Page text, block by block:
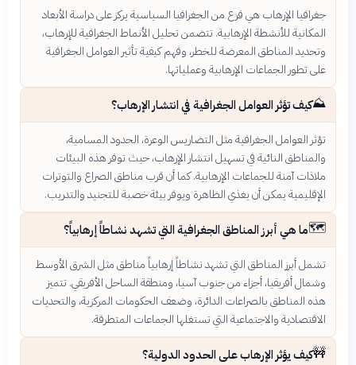
جغرافيا الإرهاب هي فرع من الجغرافيا السياسية يركز على دراسة الأبعاد
المكانية للأنشطة الإرهابية. تتضمن تحليل الأنماط الجغرافية للإرهاب،
وتحديد المناطق المعرضة للخطر، وفهم كيفية تأثير العوامل الجغرافية
على تطور الجماعات الإرهابية وعملياتها.
⛰️كيف تؤثر العوامل الجغرافية في انتشار الإرهاب؟
تؤثر العوامل الجغرافية مثل التضاريس الوعرة، الحدود المسامية،
والمناطق النائية في تسهيل انتشار الإرهاب، حيث توفر هذه البيئات
ملاذات آمنة للجماعات الإرهابية. كما أن قرب مناطق الصراع والتوترات
الإقليمية يمكن أن يغذي الظاهرة ويوفر بيئة خصبة للتجنيد والتدريب.
🗺️ما هي أبرز المناطق الجغرافية التي تشهد نشاطاً إرهابياً؟
تشمل أبرز المناطق التي تشهد نشاطاً إرهابياً مناطق مثل الشرق الأوسط
وشمال أفريقيا، أجزاء من جنوب آسيا، ومنطقة الساحل الأفريقي. تتميز
هذه المناطق بالصراعات الدائرة، وضعف الحكومات المركزية، والتحديات
الاقتصادية والاجتماعية التي تستغلها الجماعات المتطرفة.
🚧كيف يؤثر الإرهاب على الحدود الدولية؟